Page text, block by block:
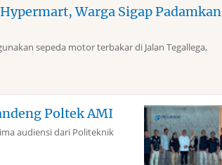
Warga Sigap Padamkan
sepeda motor terbakar di Jalan Tegallega,
Poltek AMI
audiensi dari Politeknik